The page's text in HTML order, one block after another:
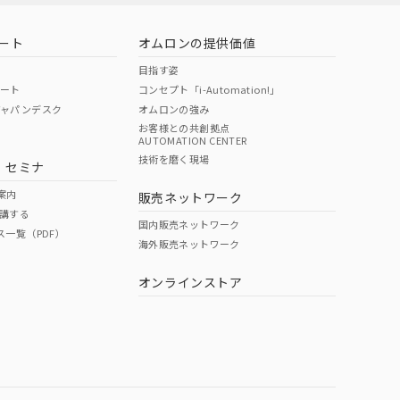
O O
ページへ
ください
ト
ト
パンデスク
セミナ
内
する
覧（PDF）
オムロンの提供価値
目指す姿
コンセプト「i-Automation!」
オムロンの強み
お客様との共創拠点
AUTOMATION CENTER
技術を磨く現場
販売ネットワーク
国内販売ネットワーク
海外販売ネットワーク
オンラインストア